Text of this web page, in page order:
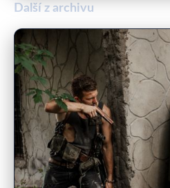
Další z archivu